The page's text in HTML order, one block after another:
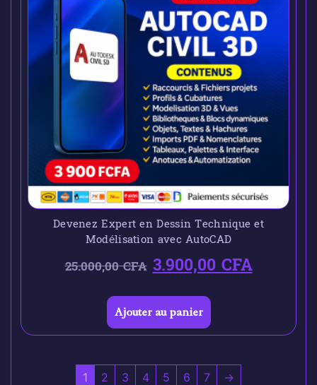
Devenez Expert en Dessin Technique et
Modélisation avec AutoCAD
25.000,00CFA 3.900,00CFA
Ajouter au panier
1 2 3 4 5 6 7 →